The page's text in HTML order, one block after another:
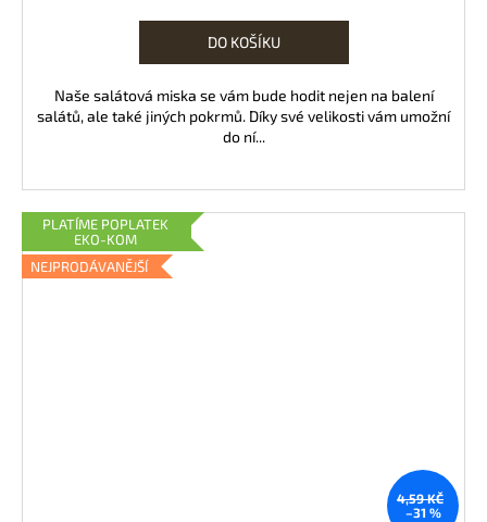
DO KOŠÍKU
Naše salátová miska se vám bude hodit nejen na balení
salátů, ale také jiných pokrmů. Díky své velikosti vám umožní
do ní...
PLATÍME POPLATEK
EKO-KOM
NEJPRODÁVANĚJŠÍ
4,59 KČ
–31 %